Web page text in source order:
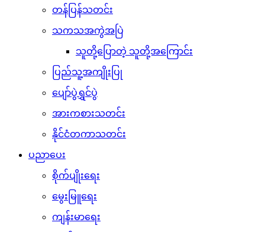
တန်ပြန်သတင်း
သကသအကွဲအပြဲ
သူတို့ပြောတဲ့ သူတို့အကြောင်း
ပြည်သူ့အကျိုးပြု
ပျော်ပွဲရွှင်ပွဲ
အားကစားသတင်း
နိုင်ငံတကာသတင်း
ပညာပေး
စိုက်ပျိုးရေး
မွေးမြူရေး
ကျန်းမာရေး